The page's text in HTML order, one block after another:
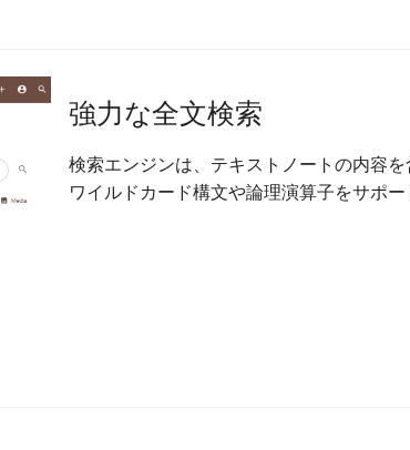
強力な全文検索
検索エンジンは、テキストノートの内容
ワイルドカード構文や論理演算子をサポー